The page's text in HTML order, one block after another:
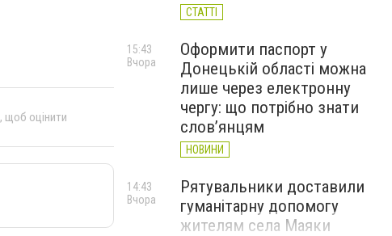
, щоб оцінити
СТАТТІ
Оформити паспорт у
Донецькій області можна
лише через електронну
чергу: що потрібно знати
слов’янцям
НОВИНИ
15:43
Вчора
Рятувальники доставили
гуманітарну допомогу
жителям села Маяки
14:43
Вчора